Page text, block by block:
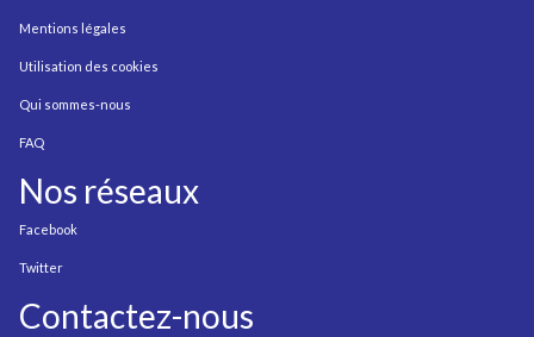
Mentions légales
Utilisation des cookies
Qui sommes-nous
FAQ
Nos réseaux
Facebook
Twitter
Contactez-nous